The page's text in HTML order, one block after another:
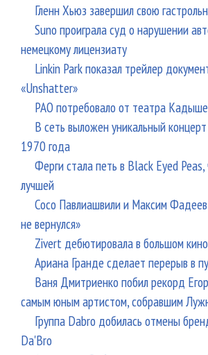
Гленн Хьюз завершил свою
Suno проиграла суд о нарушении
немецкому лицензиату
Linkin Park показал трейлер
«Unshatter»
РАО потребовало от театра
В сеть выложен уникальный
1970 года
Ферги стала петь в Black Eyed
лучшей
Сосо Павлиашвили и Максим Фадеев
не вернулся»
Zivert дебютировала в большом кино
Ариана Гранде сделает перерыв в
Ваня Дмитриенко побил рекорд
самым юным артистом, собравшим
Группа Dabro добилась отмены
Da'Bro